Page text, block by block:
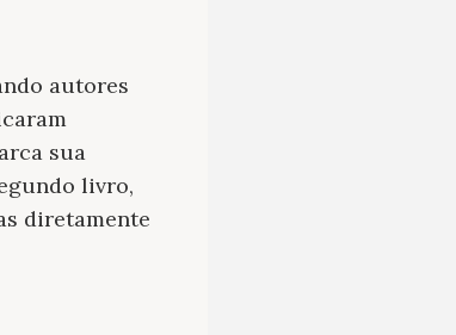
autores
sua
livro,
diretamente